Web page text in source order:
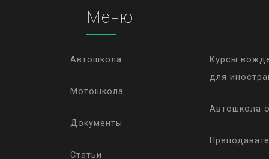
Меню
Автошкола
Мотошкола
Документы
Статьи
Курсы
для
Автошкола